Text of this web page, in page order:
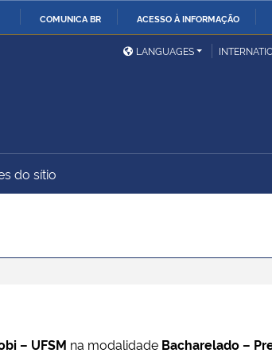
COMUNICA BR ACESSO À INFORMAÇÃO
Defesa
Ministério das Relações
Exteriores
Cidadania
LANGUAGES
do sítio
– UFSM na modalidade Bacharelado –